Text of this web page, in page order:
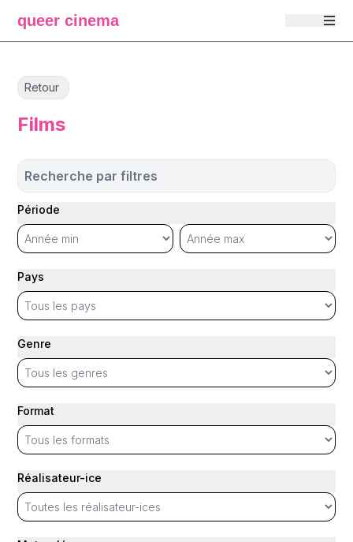
queer cinema
Retour
Films
Recherche par filtres
Période
Pays
Genre
Format
Réalisateur-ice